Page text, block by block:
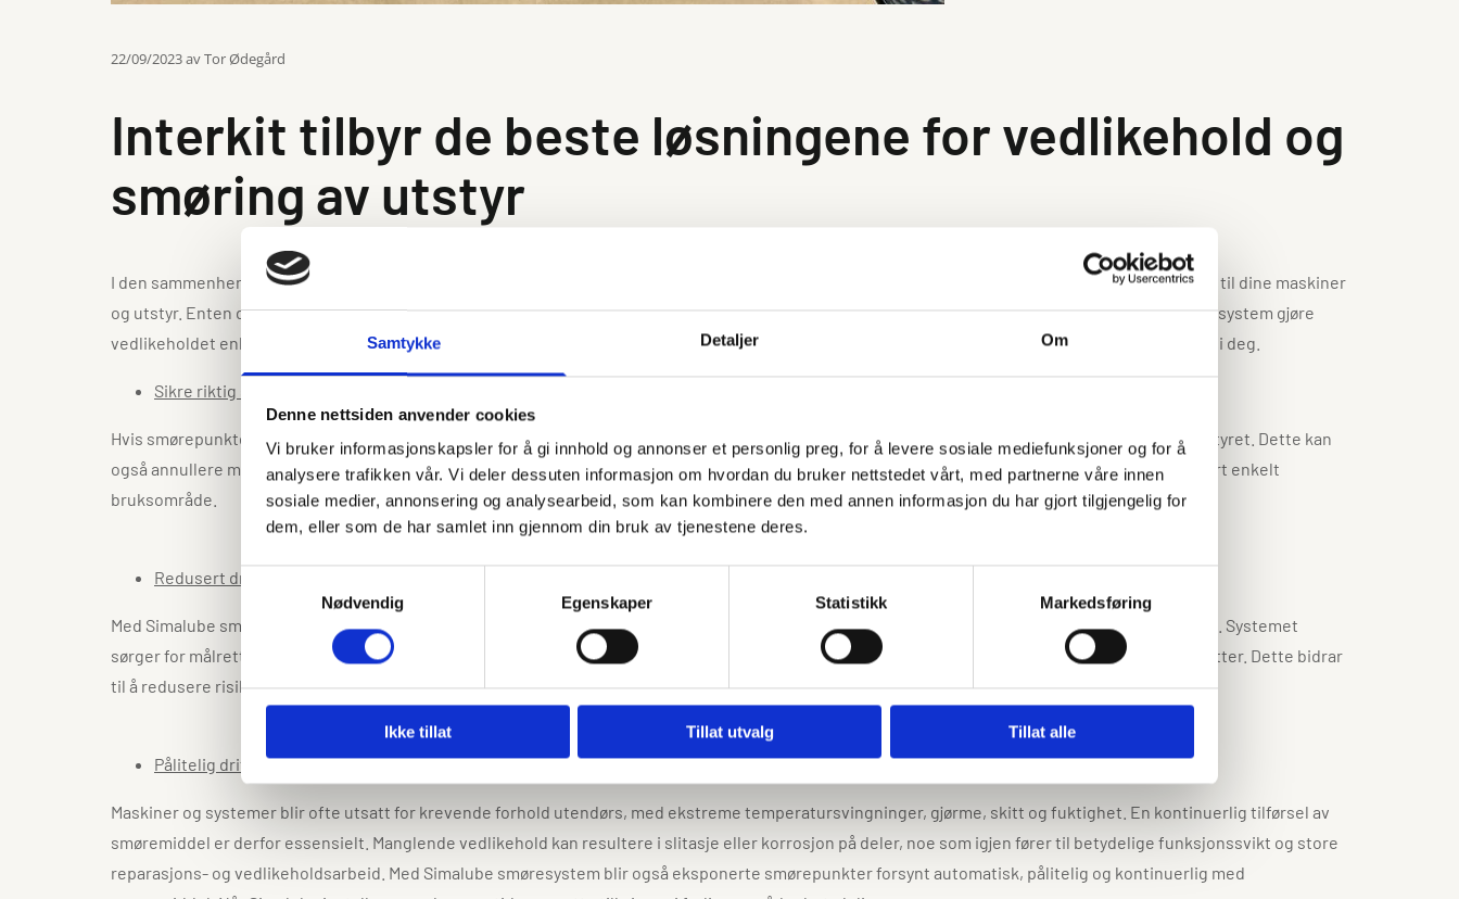
Samtykke Detaljer Om
Denne nettsiden anvender cookies
Vi bruker informasjonskapsler for å gi innhold og annonser et personlig preg, for å levere sosiale mediefunksjoner og for å
analysere trafikken vår. Vi deler dessuten informasjon om hvordan du bruker nettstedet vårt, med partnerne våre innen
sosiale medier, annonsering og analysearbeid, som kan kombinere den med annen informasjon du har gjort tilgjengelig for
dem, eller som de har samlet inn gjennom din bruk av tjenestene deres.
Samtykkevalg
Nødvendig
Egenskaper Statistikk Markedsføring
Ikke tillat Tillat utvalg Tillat alle
22/09/2023av Tor Ødegård
Interkit tilbyr de beste løsningene for vedlikehold og
smøring av utstyr
I den sammenheng ønsker vi å introdusere deg for Simalube - et innovativt smøresystem som sikrer jevn og pålitelig tilførsel av riktig smøremiddel til dine maskiner
og utstyr. Enten det er i grusverk, steinbrudd, betong- eller sementanlegg, en gruve, næringsmiddelindustri og annen industri, vil Simalube smøresystem gjøre
vedlikeholdet enklere, samtidig som du sparer kostnader og øker systemets tilgjengelighet. La oss se nærmere på fordelene dette systemet kan gi deg.
Sikre riktig smøring.
Hvis smørepunktene på maskinene dine enten blir utilstrekkelig eller feilsmurt, vil det føre til økt slitasje, noe som igjen kan føre til tidlig feil på utstyret. Dette kan
også annullere maskinens garanti. Men med Simalube smøresystem er du garantert en jevn tilførsel av riktig smøremiddel i ønsket mengde for hvert enkelt
bruksområde.
Redusert driftskostnad og nedetid
Med Simalube smøresystem kan du redusere nedetiden betydelig, og samtidig redusere kostnadene i forhold til ofte tidkrevende manuell smøring. Systemet
sørger for målrettet og kontinuerlig smøring, også på vanskelig tilgjengelige områder, som for eksempel høyt over bakken eller bak beskyttelsesgitter. Dette bidrar
til å redusere risikovurderingen og unngå uønskede feil.
Pålitelig drift under tøffe forhold
Maskiner og systemer blir ofte utsatt for krevende forhold utendørs, med ekstreme temperatursvingninger, gjørme, skitt og fuktighet. En kontinuerlig tilførsel av
smøremiddel er derfor essensielt. Manglende vedlikehold kan resultere i slitasje eller korrosjon på deler, noe som igjen fører til betydelige funksjonssvikt og store
reparasjons- og vedlikeholdsarbeid. Med Simalube smøresystem blir også eksponerte smørepunkter forsynt automatisk, pålitelig og kontinuerlig med